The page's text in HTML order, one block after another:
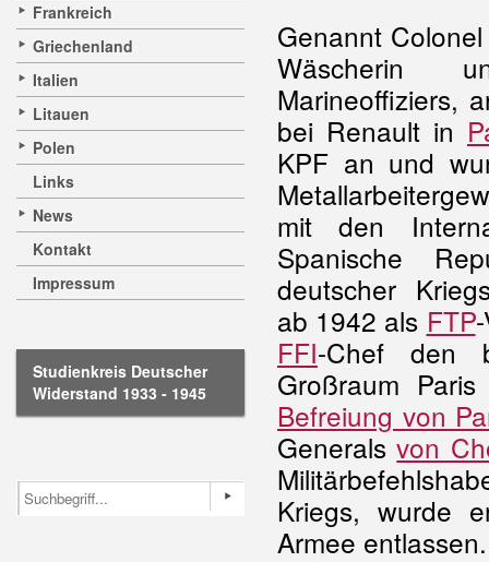
Frankreich
Griechenland
Italien
Litauen
Polen
Links
News
Kontakt
Impressum
Studienkreis Deutscher
Widerstand 1933 - 1945
Genannt
Marineoffiziers,
bei Renault in
KPF an und
mit den
Spanische
deutscher
ab 1942 als FTP
FFI-Chef den
Großraum
Befreiung von
Generalsvon
Kriegs, wurde
Armee